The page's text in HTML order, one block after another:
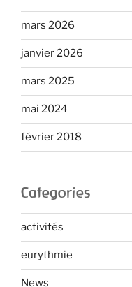
mars 2026
janvier 2026
mars 2025
mai 2024
février 2018
Categories
activités
eurythmie
News